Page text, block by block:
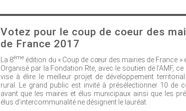
Votez pour le coup de coeur des
de France 2017
La 8ème édition du « Coup de cœur des mairies de France »
Organisé par la Fondation Rte, avec le soutien de l’AMF,
vise à élire le meilleur projet de développement
rural. Le grand public est invité à présélectionner 10 de
avant que les maires et élus municipaux ainsi que les
élus d’intercommunalité ne désignent le lauréat.